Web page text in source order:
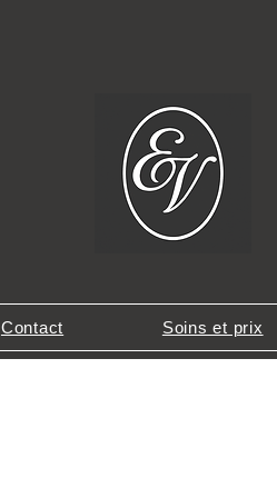
Contact Soins et prix